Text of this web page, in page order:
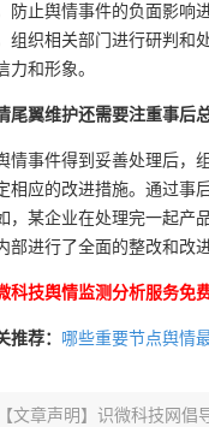
防止舆情事件的负面影响
组织相关部门进行研判和
力和形象。
尾翼维护还需要注重事后
情事件得到妥善处理后，
相应的改进措施。通过事
，某企业在处理完一起产
部进行了全面的整改和改
科技舆情监测分析服务免
推荐： 哪些重要节点舆情
【文章声明】识微科技网